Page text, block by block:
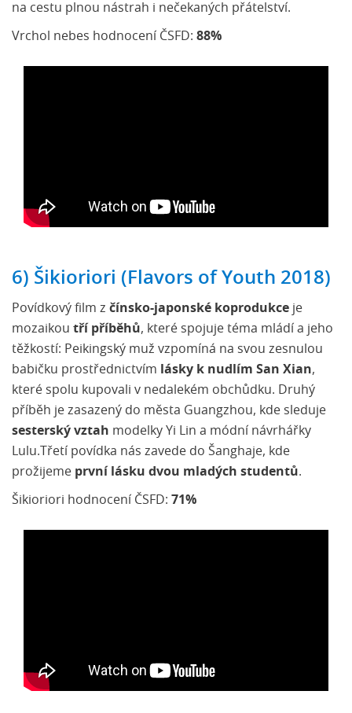
na cestu plnou nástrah i nečekaných přátelství.
Vrchol nebes hodnocení ČSFD: 88%
6) Šikioriori (Flavors of Youth 2018)
Povídkový film z čínsko-japonské koprodukce je
mozaikou tří příběhů, které spojuje téma mládí a jeho
těžkostí: Peikingský muž vzpomíná na svou zesnulou
babičku prostřednictvím
lásky k nudlím San Xian,
které spolu kupovali v nedalekém obchůdku. Druhý
příběh je zasazený do města Guangzhou, kde sleduje
sesterský vztah modelky Yi Lin a módní návrhářky
Lulu.Třetí povídka nás zavede do Šanghaje, kde
prožijeme první lásku dvou mladých studentů.
Šikioriori hodnocení ČSFD: 71%